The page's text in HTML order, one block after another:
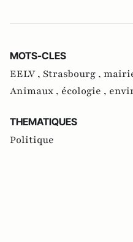
MOTS-CLES
EELV , Strasbourg ,
Animaux , écologie ,
THEMATIQUES
Politique